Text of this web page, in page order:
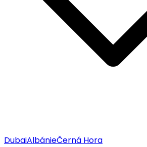
DubaiAlbánieČerná Hora